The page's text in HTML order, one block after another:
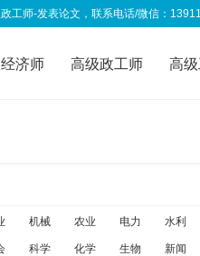
工师-发表论文，联系电话/微信：
济师 高级政工师 高
机械 农业 电力 水利
科学 化学 生物 新闻